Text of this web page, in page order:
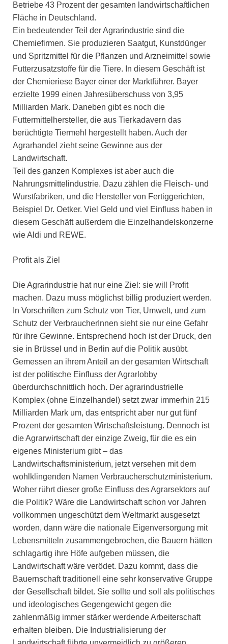
Betriebe 43 Prozent der gesamten landwirtschaftlichen
Fläche in Deutschland.
Ein bedeutender Teil der Agrarindustrie sind die
Chemiefirmen. Sie produzieren Saatgut, Kunstdünger
und Spritzmittel für die Pflanzen und Arzneimittel sowie
Futterzusatzstoffe für die Tiere. In diesem Geschäft ist
der Chemieriese Bayer einer der Marktführer. Bayer
erzielte 1999 einen Jahresüberschuss von 3,95
Milliarden Mark. Daneben gibt es noch die
Futtermittelhersteller, die aus Tierkadavern das
berüchtigte Tiermehl hergestellt haben. Auch der
Agrarhandel zieht seine Gewinne aus der
Landwirtschaft.
Teil des ganzen Komplexes ist aber auch die
Nahrungsmittelindustrie. Dazu zählen die Fleisch- und
Wurstfabriken, und die Hersteller von Fertiggerichten,
Beispiel Dr. Oetker. Viel Geld und viel Einfluss haben in
diesem Geschäft außerdem die Einzelhandelskonzerne
wie Aldi und REWE.
Profit als Ziel
Die Agrarindustrie hat nur eine Ziel: sie will Profit
machen. Dazu muss möglichst billig produziert werden.
In Vorschriften zum Schutz von Tier, Umwelt, und zum
Schutz der VerbraucherInnen sieht sie nur eine Gefahr
für ihre Gewinne. Entsprechend hoch ist der Druck, den
sie in Brüssel und in Berlin auf die Politik ausübt.
Gemessen an ihrem Anteil an der gesamten Wirtschaft
ist der politische Einfluss der Agrarlobby
überdurchschnittlich hoch. Der agrarindustrielle
Komplex (ohne Einzelhandel) setzt zwar immerhin 215
Milliarden Mark um, das entspricht aber nur gut fünf
Prozent der gesamten Wirtschaftsleistung. Dennoch ist
die Agrarwirtschaft der einzige Zweig, für die es ein
eigenes Ministerium gibt – das
Landwirtschaftsministerium, jetzt versehen mit dem
wohlklingenden Namen Verbraucherschutzministerium.
Woher rührt dieser große Einfluss des Agrarsektors auf
die Politik? Wäre die Landwirtschaft schon vor Jahren
vollkommen ungeschützt dem Weltmarkt ausgesetzt
worden, dann wäre die nationale Eigenversorgung mit
Lebensmitteln zusammengebrochen, die Bauern hätten
schlagartig ihre Höfe aufgeben müssen, die
Landwirtschaft wäre verödet. Dazu kommt, dass die
Bauernschaft traditionell eine sehr konservative Gruppe
der Gesellschaft bildet. Sie sollte und soll als politisches
und ideologisches Gegengewicht gegen die
zahlenmäßig immer stärker werdende Arbeiterschaft
erhalten bleiben. Die Industrialisierung der